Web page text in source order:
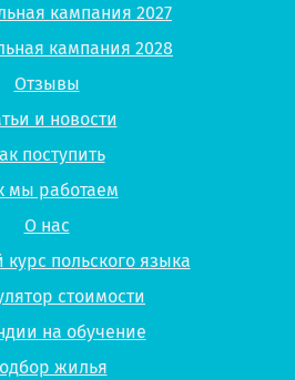
кампания 2027
кампания 2028
Отзывы
и новости
поступить
мы работаем
О нас
курс польского языка
стоимости
на обучение
жилья